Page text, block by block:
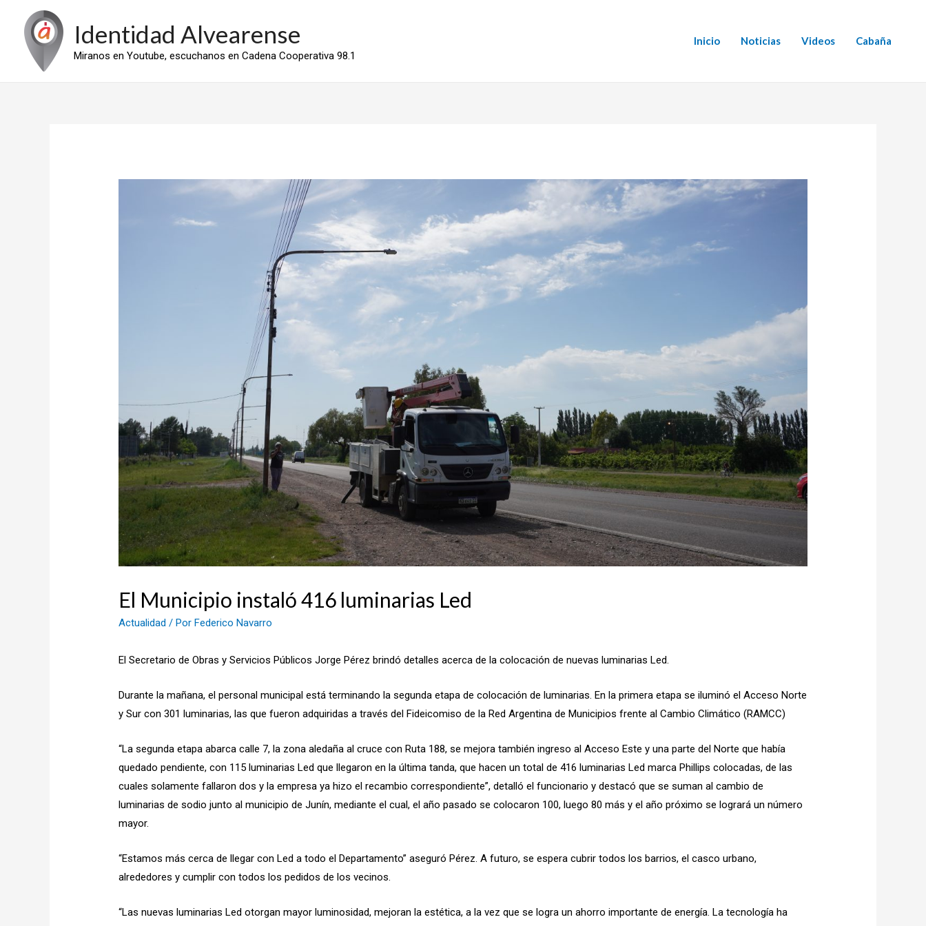
contenido
Identidad Alvearense
Miranos en Youtube, escuchanos en Cadena Cooperativa 98.1
Inicio Noticias Videos Cabaña
El Municipio instaló 416 luminarias Led
Actualidad / Por Federico Navarro
El Secretario de Obras y Servicios Públicos Jorge Pérez brindó detalles acerca de la colocación de nuevas luminarias Led.
Durante la mañana, el personal municipal está terminando la segunda etapa de colocación de luminarias. En la primera etapa se iluminó el Acceso Norte
y Sur con 301 luminarias, las que fueron adquiridas a través del Fideicomiso de la Red Argentina de Municipios frente al Cambio Climático (RAMCC)
“La segunda etapa abarca calle 7, la zona aledaña al cruce con Ruta 188, se mejora también ingreso al Acceso Este y una parte del Norte que había
quedado pendiente, con 115 luminarias Led que llegaron en la última tanda, que hacen un total de 416 luminarias Led marca Phillips colocadas, de las
cuales solamente fallaron dos y la empresa ya hizo el recambio correspondiente”, detalló el funcionario y destacó que se suman al cambio de
luminarias de sodio junto al municipio de Junín, mediante el cual, el año pasado se colocaron 100, luego 80 más y el año próximo se logrará un número
mayor.
“Estamos más cerca de llegar con Led a todo el Departamento” aseguró Pérez. A futuro, se espera cubrir todos los barrios, el casco urbano,
alrededores y cumplir con todos los pedidos de los vecinos.
“Las nuevas luminarias Led otorgan mayor luminosidad, mejoran la estética, a la vez que se logra un ahorro importante de energía. La tecnología ha